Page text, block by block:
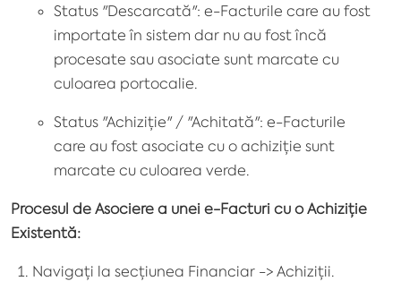
Status "Descarcată": e-Facturile care au fost
importate în sistem dar nu au fost încă
procesate sau asociate sunt marcate cu
culoarea portocalie.
Status "Achiziție" / "Achitată": e-Facturile
care au fost asociate cu o achiziție sunt
marcate cu culoarea verde.
Procesul de Asociere a unei e-Facturi cu o Achiziție
Existentă:
Navigați la secțiunea Financiar -> Achiziții.